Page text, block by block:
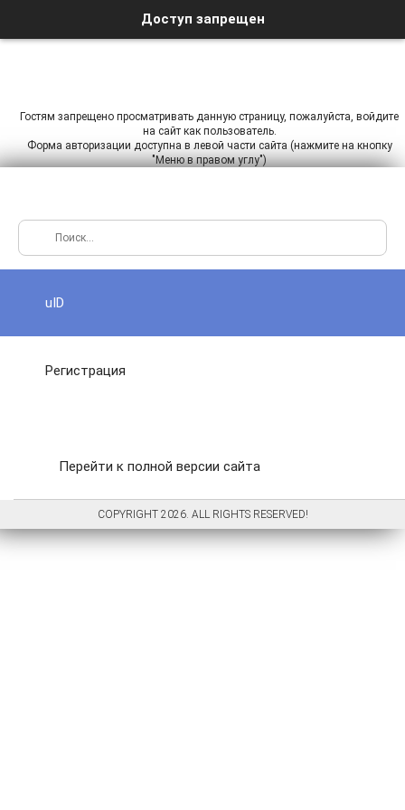
Доступ запрещен
Гостям запрещено просматривать данную страницу, пожалуйста, войдите
на сайт как пользователь.
Форма авторизации доступна в левой части сайта (нажмите на кнопку
"Меню в правом углу")
uID
Регистрация
Перейти к полной версии сайта
COPYRIGHT 2026. ALL RIGHTS RESERVED!